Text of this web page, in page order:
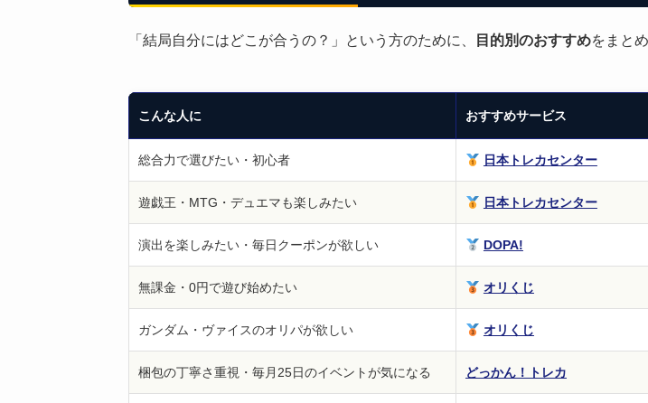
「結局自分にはどこが合うの？」という方のために、 目的別のおすすめをまと
こんな人に おすすめサービス
総合力で選びたい・初心者 日本トレカセンター
遊戯王・MTG・デュエマも楽しみたい 日本トレカセンター
演出を楽しみたい・毎日クーポンが欲しい DOPA!
無課金・0円で遊び始めたい オリくじ
ガンダム・ヴァイスのオリパが欲しい オリくじ
梱包の丁寧さ重視・毎月25日のイベントが気になる どっかん！トレカ